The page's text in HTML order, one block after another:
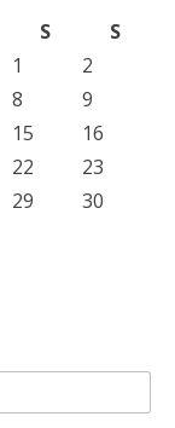
S
S
1
2
8
9
15
16
22
23
29
30